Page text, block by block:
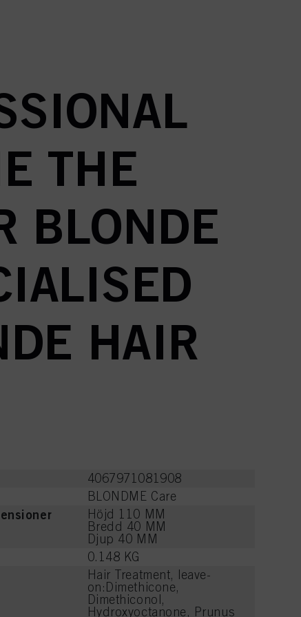
THE
BLONDE
HAIR
4067971081908
BLONDME Care
Höjd 110 MM
Bredd 40 MM
Djup 40 MM
0.148 KG
Hair Treatment, leave-
on:Dimethicone,
Dimethiconol,
Hydroxyoctanone, Prunus